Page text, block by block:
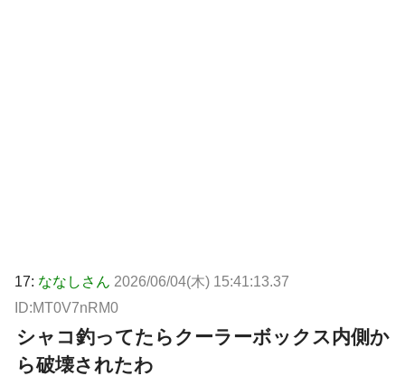
17: ななしさん 2026/06/04(木) 15:41:13.37
ID:MT0V7nRM0
シャコ釣ってたらクーラーボックス内側か
ら破壊されたわ